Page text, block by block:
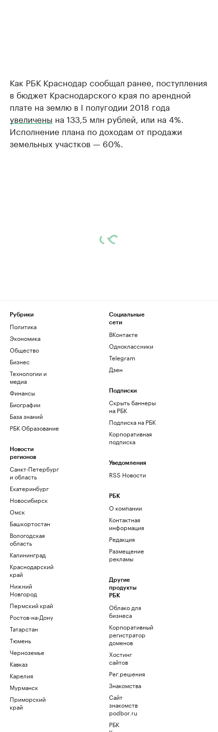
Как РБК Краснодар сообщал ранее, поступления
в бюджет Краснодарского края по арендной
плате на землю в I полугодии 2018 года
увеличены на 133,5 млн рублей, или на 4%.
Исполнение плана по доходам от продажи
земельных участков — 60%.
Рубрики
Политика
Экономика
Общество
Бизнес
Технологии и
медиа
Финансы
Биографии
База знаний
РБК Образование
Новости
регионов
Санкт-Петербург
и область
Екатеринбург
Новосибирск
Омск
Башкортостан
Вологодская
область
Калининград
Краснодарский
край
Нижний
Новгород
Пермский край
Ростов-на-Дону
Татарстан
Тюмень
Черноземье
Кавказ
Карелия
Мурманск
Приморский
край
Социальные
сети
ВКонтакте
Одноклассники
Telegram
Дзен
Подписки
Скрыть баннеры
на РБК
Подписка на РБК
Корпоративная
подписка
Уведомления
RSS Новости
РБК
О компании
Контактная
информация
Редакция
Размещение
рекламы
Другие
продукты
РБК
Облако для
бизнеса
Корпоративный
регистратор
доменов
Хостинг
сайтов
Рег.решения
Знакомства
Сайт
знакомств
podbor.ru
РБК